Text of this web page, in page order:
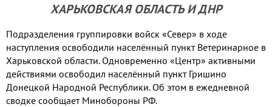
ХАРЬКОВСКАЯ ОБЛАСТЬ И ДНР
Подразделения группировки войск «Север» в ходе
наступления освободили населённый пункт Ветеринарное в
Харьковской области. Одновременно «Центр» активными
действиями освободил населённый пункт Гришино
Донецкой Народной Республики. Об этом в ежедневной
сводке сообщает Минобороны РФ.